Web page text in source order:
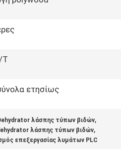
T
ετησίως
λάσπης τύπων βιδών,
λάσπης τύπων βιδών,
επεξεργασίας λυμάτων PLC